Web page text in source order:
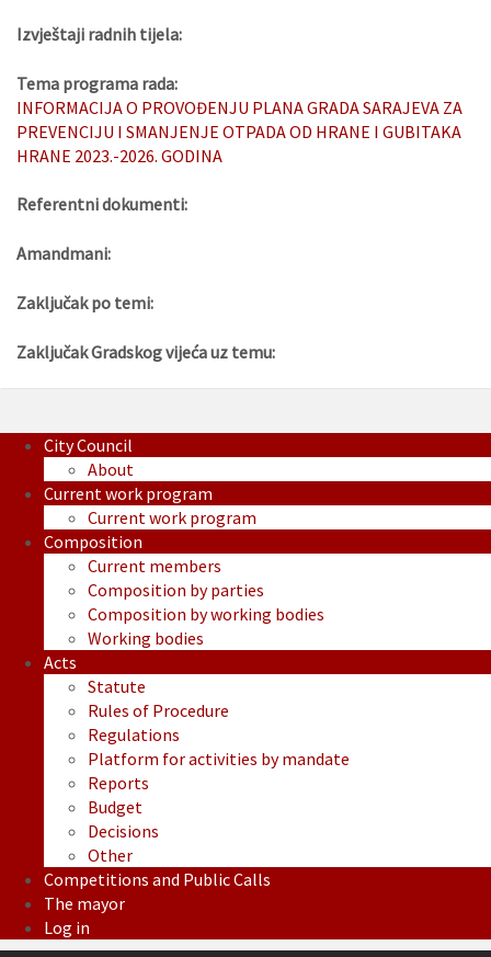
Izvještaji radnih tijela:
Tema programa rada:
INFORMACIJA O PROVOĐENJU PLANA GRADA SARAJEVA ZA
PREVENCIJU I SMANJENJE OTPADA OD HRANE I GUBITAKA
HRANE 2023.-2026. GODINA
Referentni dokumenti:
Amandmani:
Zaključak po temi:
Zaključak Gradskog vijeća uz temu:
City Council
About
Current work program
Current work program
Composition
Current members
Composition by parties
Composition by working bodies
Working bodies
Acts
Statute
Rules of Procedure
Regulations
Platform for activities by mandate
Reports
Budget
Decisions
Other
Competitions and Public Calls
The mayor
Log in